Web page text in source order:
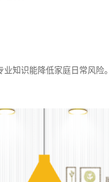
知识能降低家庭日常风险。